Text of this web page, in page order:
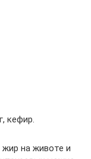
кефир.
на животе и